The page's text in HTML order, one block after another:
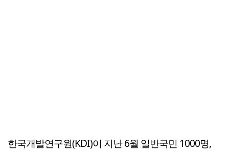
한국개발연구원(KDI)이 지난 6월 일반국민 1000명,